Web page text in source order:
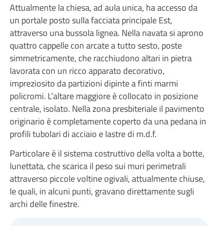
Attualmente la chiesa, ad aula unica, ha accesso da
un portale posto sulla facciata principale Est,
attraverso una bussola lignea. Nella navata si aprono
quattro cappelle con arcate a tutto sesto, poste
simmetricamente, che racchiudono altari in pietra
lavorata con un ricco apparato decorativo,
impreziosito da partizioni dipinte a finti marmi
policromi. L’altare maggiore è collocato in posizione
centrale, isolato. Nella zona presbiteriale il pavimento
originario è completamente coperto da una pedana in
profili tubolari di acciaio e lastre di m.d.f.
Particolare è il sistema costruttivo della volta a botte,
lunettata, che scarica il peso sui muri perimetrali
attraverso piccole voltine ogivali, attualmente chiuse,
le quali, in alcuni punti, gravano direttamente sugli
archi delle finestre.